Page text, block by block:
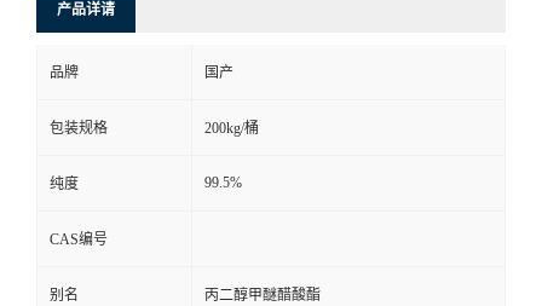
产品详请
品牌 国产
包装规格 200kg/桶
纯度 99.5%
CAS编号
别名 丙二醇甲醚醋酸酯